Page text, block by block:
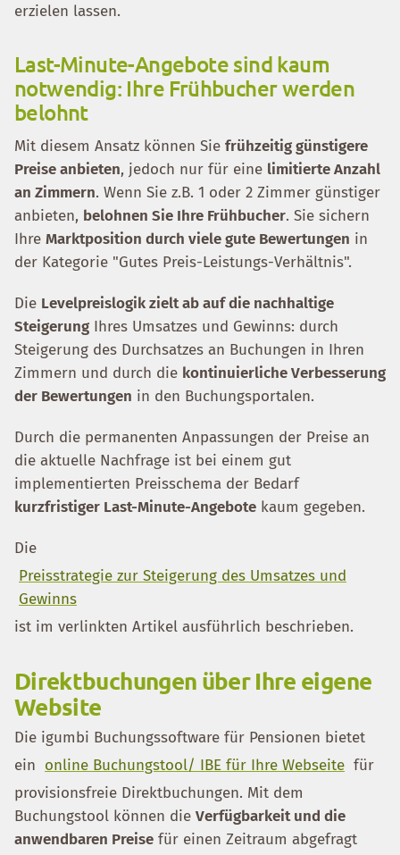
erzielen lassen.
Last-Minute-Angebote sind kaum
notwendig: Ihre Frühbucher werden
belohnt
Mit diesem Ansatz können Sie frühzeitig günstigere
Preise anbieten, jedoch nur für eine limitierte Anzahl
an Zimmern. Wenn Sie z.B. 1 oder 2 Zimmer günstiger
anbieten, belohnen Sie Ihre Frühbucher. Sie sichern
Ihre Marktposition durch viele gute Bewertungen in
der Kategorie "Gutes Preis-Leistungs-Verhältnis".
Die Levelpreislogik zielt ab auf die nachhaltige
Steigerung Ihres Umsatzes und Gewinns: durch
Steigerung des Durchsatzes an Buchungen in Ihren
Zimmern und durch die kontinuierliche Verbesserung
der Bewertungen in den Buchungsportalen.
Durch die permanenten Anpassungen der Preise an
die aktuelle Nachfrage ist bei einem gut
implementierten Preisschema der Bedarf
kurzfristiger Last-Minute-Angebote kaum gegeben.
Die
Preisstrategie zur Steigerung des Umsatzes und
Gewinns
ist im verlinkten Artikel ausführlich beschrieben.
Direktbuchungen über Ihre eigene
Website
Die igumbi Buchungssoftware für Pensionen bietet
ein online Buchungstool/ IBE für Ihre Webseite für
provisionsfreie Direktbuchungen. Mit dem
Buchungstool können die Verfügbarkeit und die
anwendbaren Preise für einen Zeitraum abgefragt